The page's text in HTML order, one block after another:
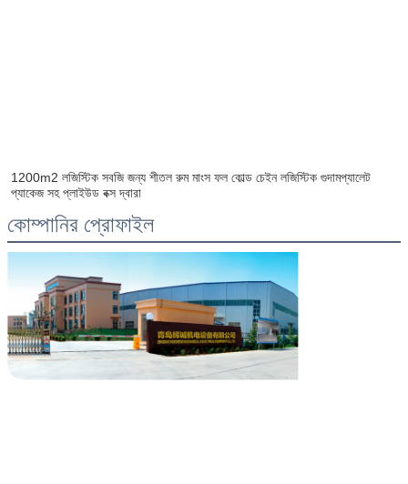
1200m2 লজিস্টিক সবজি জন্য শীতল রুম মাংস ফল কোল্ড চেইন লজিস্টিক গুদামপ্যালেট
প্যাকেজ সহ প্লাইউড বক্স দ্বারা
কোম্পানির প্রোফাইল